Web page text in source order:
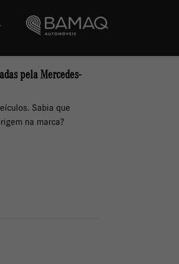
pela Mercedes-
Sabia que
na marca?